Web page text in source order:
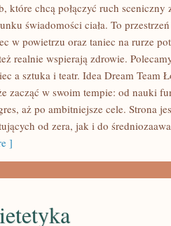
które chcą połączyć ruch
świadomości ciała. To
w powietrzu oraz taniec na rurze
realnie wspierają zdrowie.
a sztuka i teatr. Idea Dream Team
zacząć w swoim tempie: od nauki
aż po ambitniejsze cele. Strona
od zera, jak i do
]